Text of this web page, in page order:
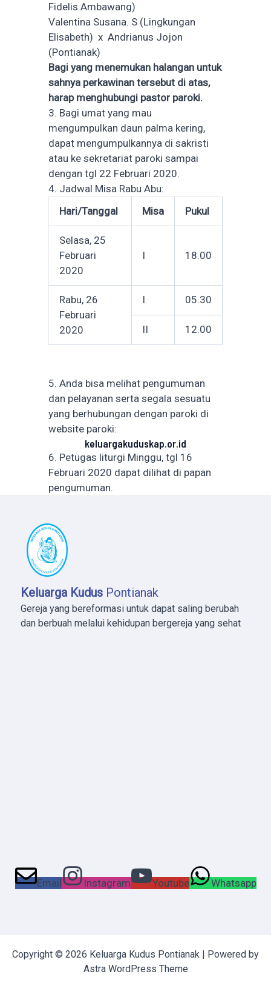
Fidelis Ambawang)
Valentina Susana. S (Lingkungan
Elisabeth) x Andrianus Jojon
(Pontianak)
Bagi yang menemukan halangan untuk
sahnya perkawinan tersebut di atas,
harap menghubungi pastor paroki.
3. Bagi umat yang mau
mengumpulkan daun palma kering,
dapat mengumpulkannya di sakristi
atau ke sekretariat paroki sampai
dengan tgl 22 Februari 2020.
4. Jadwal Misa Rabu Abu:
Hari/Tanggal
Misa Pukul
Selasa, 25
Februari
2020
I 18.00
Rabu, 26
Februari
2020
I 05.30
II 12.00
5. Anda bisa melihat pengumuman
dan pelayanan serta segala sesuatu
yang berhubungan dengan paroki di
website paroki:
keluargakuduskap.or.id
6. Petugas liturgi Minggu, tgl 16
Februari 2020 dapat dilihat di papan
pengumuman.
Keluarga Kudus Pontianak
Gereja yang bereformasi untuk dapat saling berubah
dan berbuah melalui kehidupan bergereja yang sehat
Email Instagram Youtube Whatsapp
Copyright © 2026 Keluarga Kudus Pontianak | Powered by
Astra WordPress Theme